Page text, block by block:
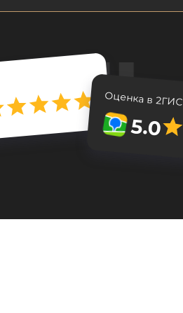
Оценка в 2ГИС
5.0